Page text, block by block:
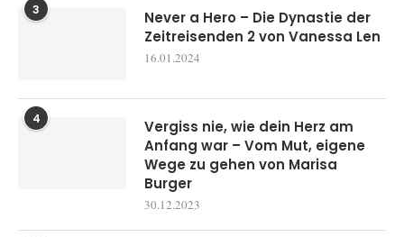
3
Never a Hero – Die Dynastie der
Zeitreisenden 2 von Vanessa Len
16.01.2024
4
Vergiss nie, wie dein Herz am
Anfang war – Vom Mut, eigene
Wege zu gehen von Marisa
Burger
30.12.2023